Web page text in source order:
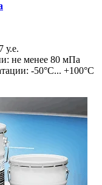
у.е.
не менее 80 мПа
-50°С... +100°С